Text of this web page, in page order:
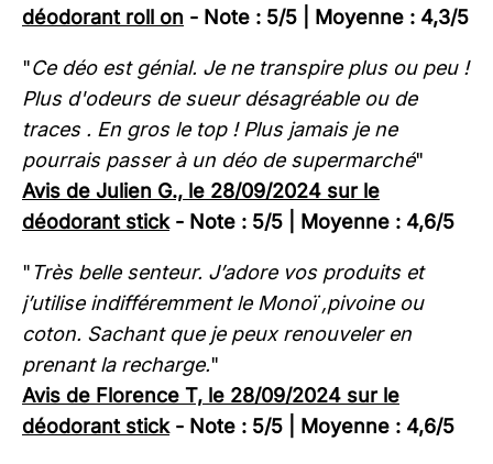
déodorant roll on - Note : 5/5 | Moyenne : 4,3/5
"Ce déo est génial. Je ne transpire plus ou peu !
Plus d'odeurs de sueur désagréable ou de
traces . En gros le top ! Plus jamais je ne
pourrais passer à un déo de supermarché"
Avis de Julien G., le 28/09/2024 sur le
déodorant stick- Note : 5/5 | Moyenne : 4,6/5
" Très belle senteur. J’adore vos produits et
j’utilise indifféremment le Monoï ,pivoine ou
coton. Sachant que je peux renouveler en
prenant la recharge."
Avis de Florence T, le 28/09/2024 sur le
déodorant stick- Note : 5/5 | Moyenne : 4,6/5